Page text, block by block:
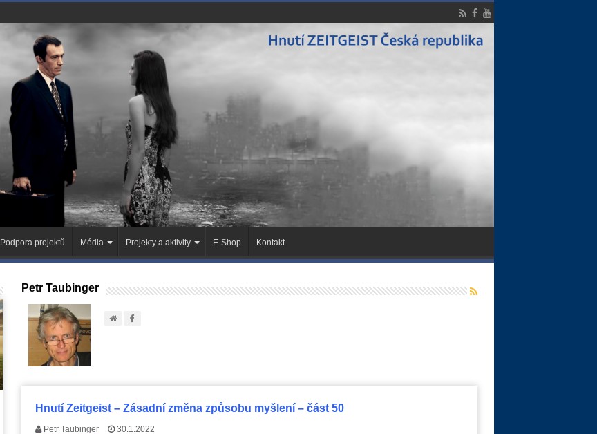
Podpora projektů Média Projekty a aktivity E-Shop Kontakt
Petr Taubinger
Hnutí Zeitgeist – Zásadní změna způsobu myšlení – část 50
Petr Taubinger
30.1.2022